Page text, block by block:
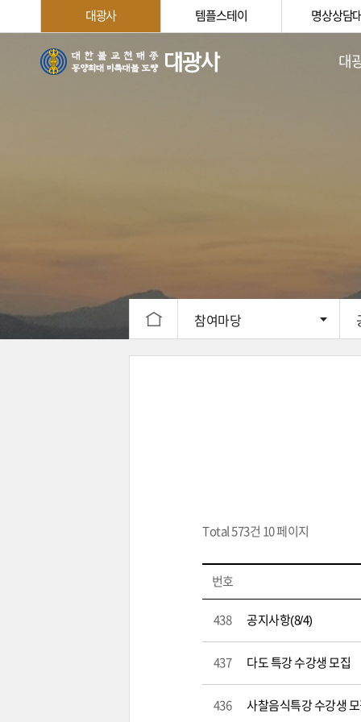
대광사 템플스테이 명상상담
대
참여마당
Total 573건 10 페이지
번호
438 공지사항(8/4)
437 다도 특강 수강생 모집
436 사찰음식특강 수강생